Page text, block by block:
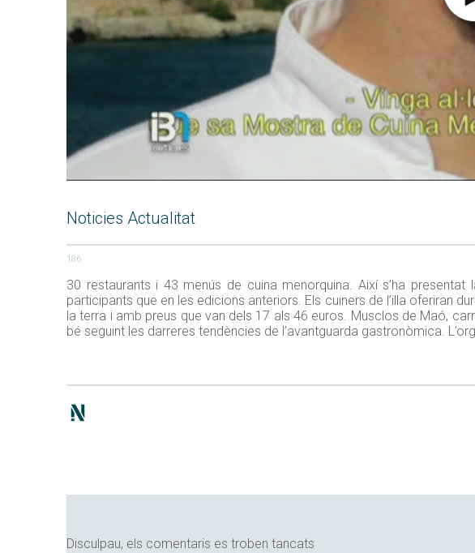
Noticies Actualitat
186
30 restaurants i 43 menús de cuina menorquina. Així s’ha presentat
participants que en les edicions anteriors. Els cuiners de l’illa oferiran
la terra i amb preus que van dels 17 als 46 euros. Musclos de Maó,
bé seguint les darreres tendències de l’avantguarda gastronòmica.
Disculpau, els comentaris es troben tancats